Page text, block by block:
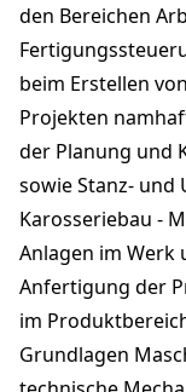
den Bereichen
beim Erstellen
Projekten
der Planung und
sowie Stanz-
Karosseriebau -
Anlagen im Werk
Anfertigung der
im
Grundlagen